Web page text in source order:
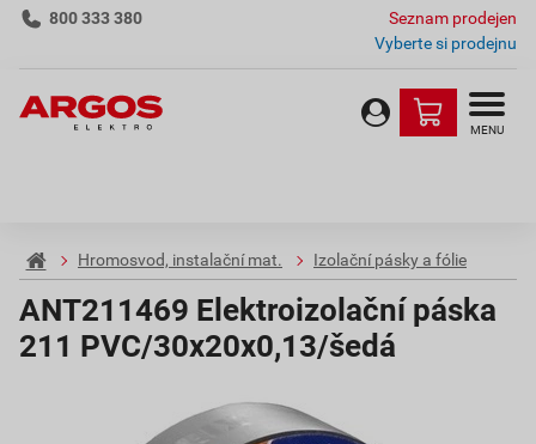
800 333 380
Seznam prodejen
Vyberte si prodejnu
MENU
Hromosvod, instalační mat. Izolační pásky a fólie
ANT211469 Elektroizolační páska
211 PVC/30x20x0,13/šedá